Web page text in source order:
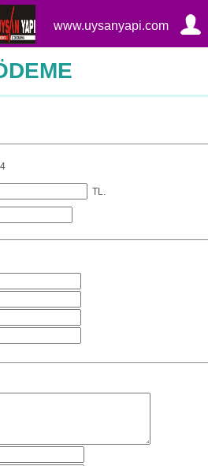
www.uysanyapi.com
TL.